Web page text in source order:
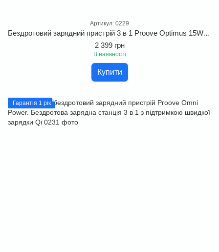
Артикул: 0229
Бездротовий зарядний пристрій 3 в 1 Proove Optimus 15W. Модульна магнітна зарядна станція-тубус
2 399 грн
В наявності
Купити
Гарантія 1 рік